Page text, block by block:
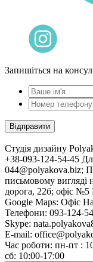
Запишіться на
Cтудія дизайну
+38-093-124-54-45
044@polyakova.biz;
письмовому вигляді
дорога, 22б; офіс
Google Maps: Офіс
Телефони: 093-124-
Skype:
E-mail:
Час роботи: пн-пт :
сб: 10:00-17:00